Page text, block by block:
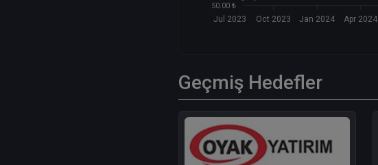
50.00 ₺
Jul 2023 Oct 2023 Jan 2024 Apr 2024
Geçmiş Hedefler